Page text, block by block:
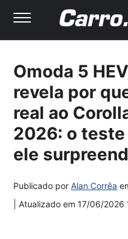
Omoda 5
revela por
real ao
2026: o
ele
Publicado porAlan Corrêa
| Atualizado em17/06/2026